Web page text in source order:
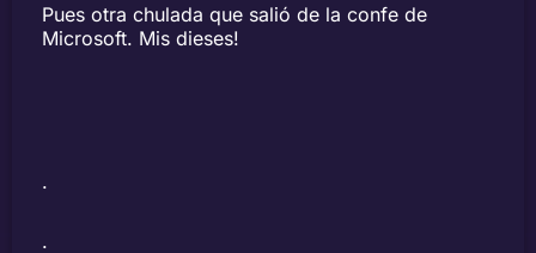
Pues otra chulada que salió de la confe de
Microsoft. Mis dieses!
.
.